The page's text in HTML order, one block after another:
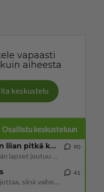
vapaasti
aiheesta
keskustelu
Osallistu keskusteluun
2 km on nykyään liian pitkä koulumatka
Hesarissa päivitellään lapset joutuu nyt kulkemaan 2 km kouluun jösses. Ruostefillarilla tuo matka menee vaikka miten äk
90
Mutta mies vain tuijottaa, siinä vaiheessa käännän itse pään pois. Mikä juttu? Yleensä jos joku tuijottaa tai katsoo, hä
41